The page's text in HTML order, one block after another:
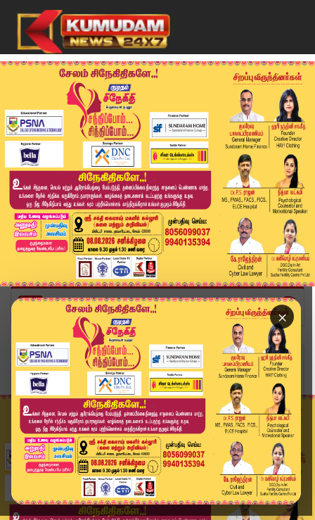
×
Home
வீடியோ ஸ்டோரி
டெல்லி கார் வெடிப்பு சம்பவம்.. நேரில் சென்ற மோட...